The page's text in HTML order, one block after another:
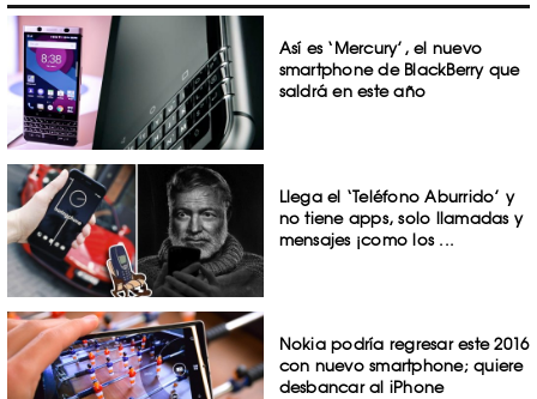
Así es ‘Mercury’, el nuevo
smartphone de BlackBerry que
saldrá en este año
Llega el ‘Teléfono Aburrido’ y
no tiene apps, solo llamadas y
mensajes ¡como los ...
Nokia podría regresar este 2016
con nuevo smartphone; quiere
desbancar al iPhone